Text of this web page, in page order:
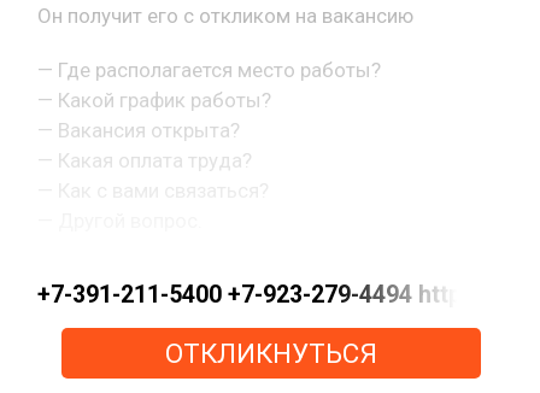
Он получит его с откликом на вакансию
— Где располагается место работы?
— Какой график работы?
— Вакансия открыта?
— Какая оплата труда?
+7-391-211-5400 +7-923-279-4494 https://
ОТКЛИКНУТЬСЯ